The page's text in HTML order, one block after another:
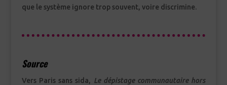
que le système ignore trop souvent, voire discrimine.
Source
Vers Paris sans sida, Le dépistage communautaire hors